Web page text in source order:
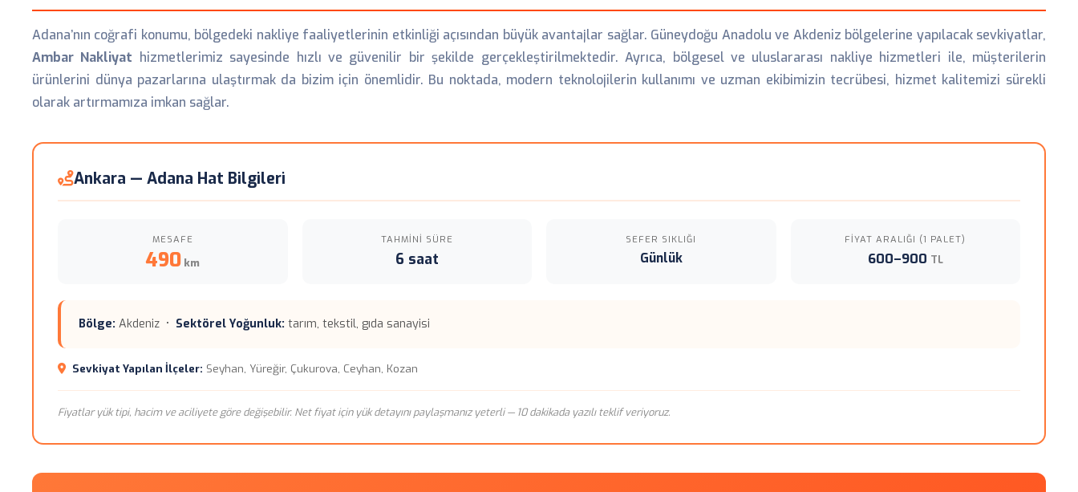
Adana’nın coğrafi konumu, bölgedeki nakliye faaliyetlerinin etkinliği açısından büyük avantajlar sağlar. Güneydoğu Anadolu ve Akdeniz bölgelerine yapılacak sevkiyatlar,
Ambar Nakliyat hizmetlerimiz sayesinde hızlı ve güvenilir bir şekilde gerçekleştirilmektedir. Ayrıca, bölgesel ve uluslararası nakliye hizmetleri ile, müşterilerin
ürünlerini dünya pazarlarına ulaştırmak da bizim için önemlidir. Bu noktada, modern teknolojilerin kullanımı ve uzman ekibimizin tecrübesi, hizmet kalitemizi sürekli
olarak artırmamıza imkan sağlar.
Ankara — Adana Hat Bilgileri
MESAFE
490 km
TAHMINI SÜRE
6 saat
SEFER SIKLIĞI
Günlük
FIYAT ARALIĞI (1 PALET)
600–900 TL
Bölge: Akdeniz • Sektörel Yoğunluk: tarım, tekstil, gıda sanayisi
Sevkiyat Yapılan İlçeler: Seyhan, Yüreğir, Çukurova, Ceyhan, Kozan
Fiyatlar yük tipi, hacim ve aciliyete göre değişebilir. Net fiyat için yük detayını paylaşmanız yeterli — 10 dakikada yazılı teklif veriyoruz.